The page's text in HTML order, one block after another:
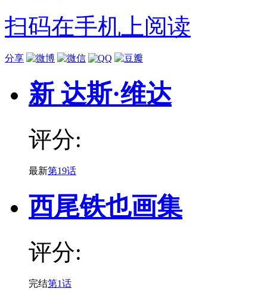
扫码在手机上阅读
分享
新 达斯·维达
评分:
最新第19话
西尾铁也画集
评分:
完结第1话